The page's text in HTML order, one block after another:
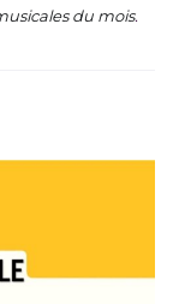
du mois.